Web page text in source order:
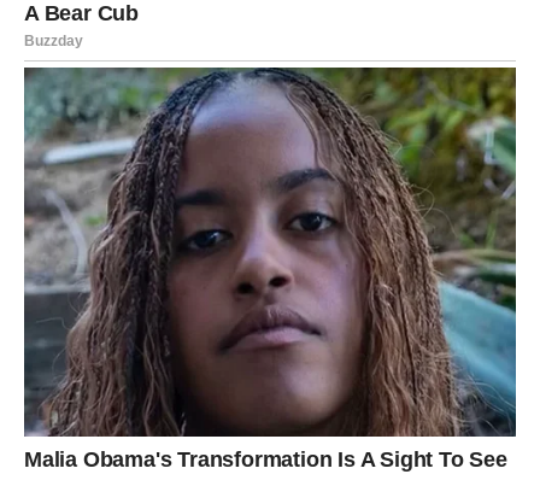
BIK – GODINA OBILJA I
ŽIVOTNOG UŽIVANJA
Bikovi u 2026. konačno ulaze u period u kojemživot
počinje da ima ukus sreće.
Novac
Ovo je godina:
Finansijskog rasta